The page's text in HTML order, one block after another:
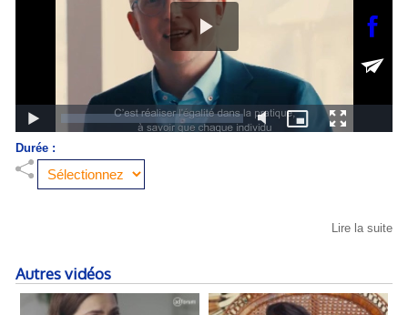
Durée :
Lire la suite
Autres vidéos